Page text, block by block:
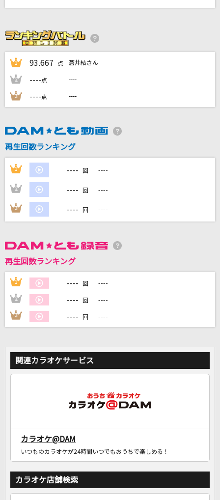
莉犬
制服のマネキン
乃木坂46
[生音]あの紙ヒコーキ くもり空わって
19
[生音]部屋
夏祭り
Whiteberry
DAMの新曲・ランキングなど
DAMに会員登録・ログインして
カラオケをもっと楽しもう！
1 93.667 点 蒼井結さん
2 ----点 ----
3 ----点 ----
再生回数ランキング
1 ---- 回 ----
2 ---- 回 ----
3 ---- 回 ----
再生回数ランキング
1 ---- 回 ----
2 ---- 回 ----
3 ---- 回 ----
関連カラオケサービス
カラオケ@DAM
いつものカラオケが24時間いつでもおうちで楽しめる！
カラオケ店舗検索